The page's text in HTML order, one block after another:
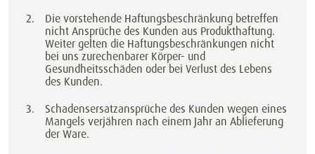
Die vorstehende Haftungsbeschränkung betreffen
nicht Ansprüche des Kunden aus Produkthaftung.
Weiter gelten die Haftungsbeschränkungen nicht
bei uns zurechenbarer Körper- und
Gesundheitsschäden oder bei Verlust des Lebens
des Kunden.
Schadensersatzansprüche des Kunden wegen eines
Mangels verjähren nach einem Jahr an Ablieferung
der Ware.